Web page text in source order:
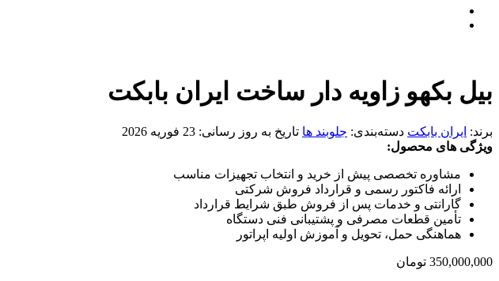
بیل بکهو زاویه دار ساخت ایران بابکت
برند: ایران بابکت دسته‌بندی: جلوبند ها تاریخ به روز رسانی: 23 فوریه 2026
ویژگی های محصول:
مشاوره تخصصی پیش از خرید و انتخاب تجهیزات مناسب
ارائه فاکتور رسمی و قرارداد فروش شرکتی
گارانتی و خدمات پس از فروش طبق شرایط قرارداد
تأمین قطعات مصرفی و پشتیبانی فنی دستگاه
هماهنگی حمل، تحویل و آموزش اولیه اپراتور
350,000,000 تومان